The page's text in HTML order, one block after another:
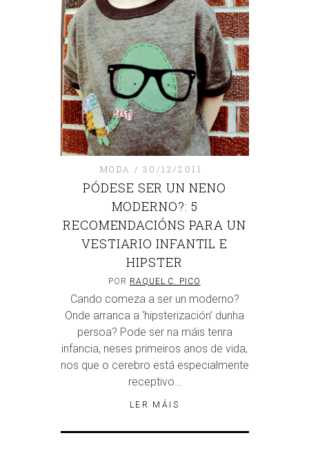
MODA 30/12/2011
PÓDESE SER UN NENO
MODERNO?: 5
RECOMENDACIÓNS PARA UN
VESTIARIO INFANTIL E
HIPSTER
POR RAQUEL C. PICO
Cando comeza a ser un moderno?
Onde arranca a ‘hipsterización’ dunha
persoa? Pode ser na máis tenra
infancia, neses primeiros anos de vida,
nos que o cerebro está especialmente
receptivo…
LER MÁIS